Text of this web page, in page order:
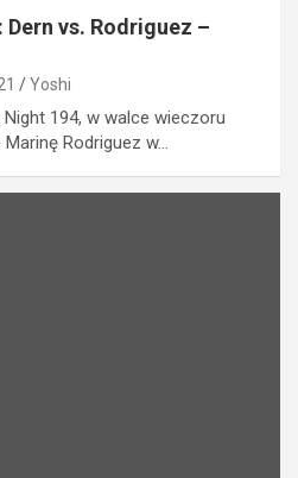
Dern vs. Rodriguez –
Yoshi
Night 194, w walce wieczoru
Rodriguez w…